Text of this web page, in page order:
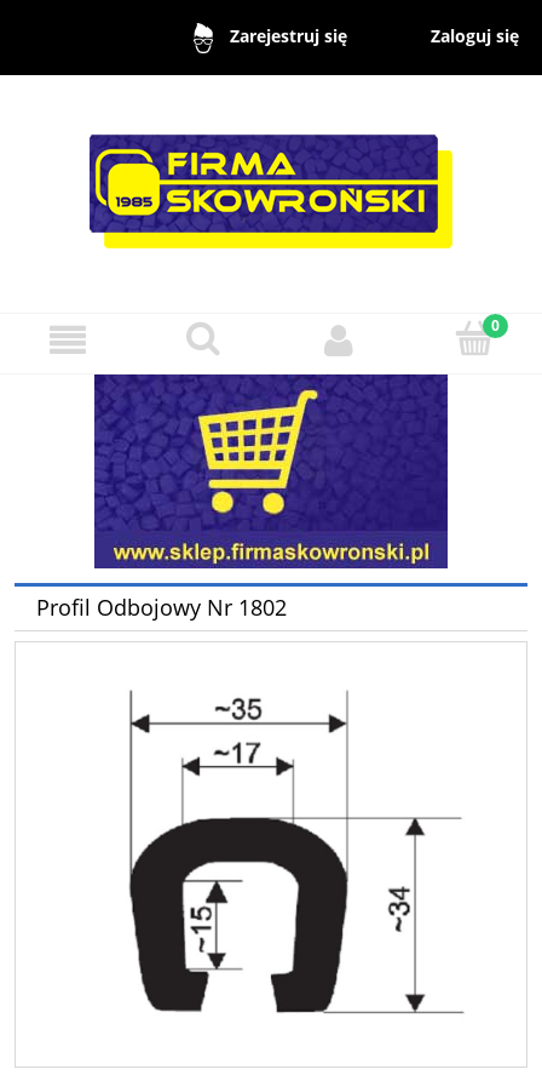
Zarejestruj się Zaloguj się
Profil Odbojowy Nr 1802